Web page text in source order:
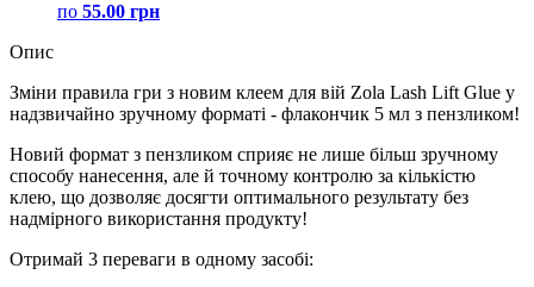
по 55.00 грн
Опис
Зміни правила гри з новим клеем для вій Zola Lash Lift Glue у
надзвичайно зручному форматі - флакончик 5 мл з пензликом!
Новий формат з пензликом сприяє не лише більш зручному
способу нанесення, але й точному контролю за кількістю
клею, що дозволяє досягти оптимального результату без
надмірного використання продукту!
Отримай 3 переваги в одному засобі: